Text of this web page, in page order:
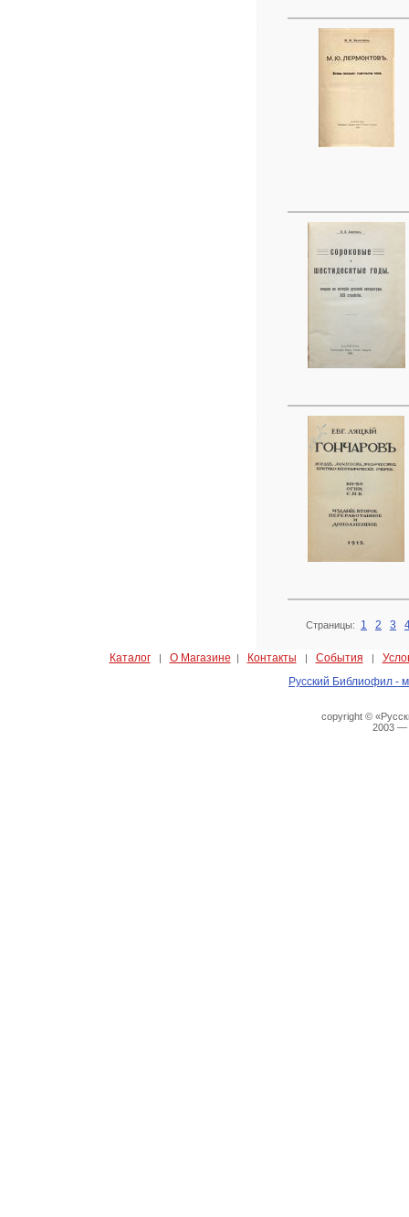
Страницы: 1 2 3
Каталог| О Магазине | Контакты | События |
Русский Библиофил -
copyright ©
2003 —